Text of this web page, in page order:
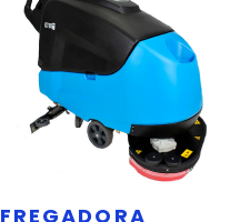
FREGADORA